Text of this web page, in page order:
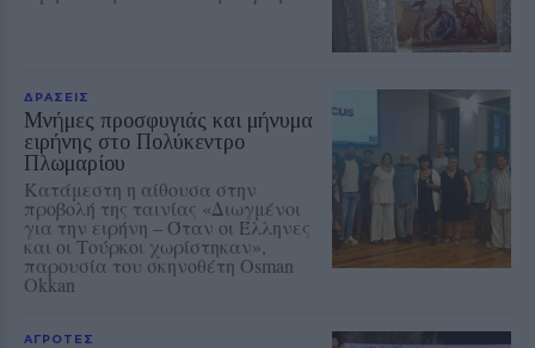
ΔΡΑΣΕΙΣ
Μνήμες προσφυγιάς και μήνυμα
ειρήνης στο Πολύκεντρο
Πλωμαρίου
Κατάμεστη η αίθουσα στην
προβολή της ταινίας «Διωγμένοι
για την ειρήνη – Όταν οι Έλληνες
και οι Τούρκοι χωρίστηκαν»,
παρουσία του σκηνοθέτη Osman
Okkan
ΑΓΡΟΤΕΣ